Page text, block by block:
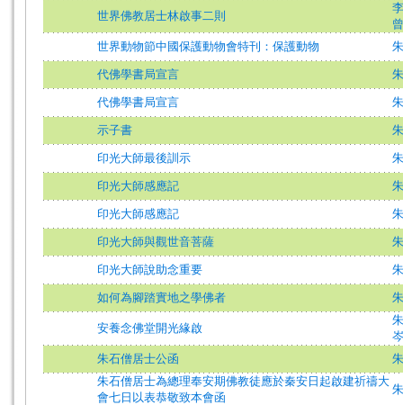
世界佛教居士林啟事二則
世界動物節中國保護動物會特刊：保護動物
代佛學書局宣言
代佛學書局宣言
示子書
印光大師最後訓示
印光大師感應記
印光大師感應記
印光大師與觀世音菩薩
印光大師說助念重要
如何為腳踏實地之學佛者
安養念佛堂開光緣啟
朱石僧居士公函
朱石僧居士為總理奉安期佛教徒應於秦安日起啟建祈禱大
會七日以表恭敬致本會函